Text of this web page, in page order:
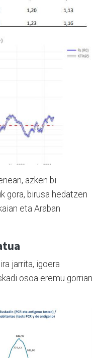
azken bi
gora, birusa hedatzen
eta Araban
jarrita, igoera
osoa eremu gorrian